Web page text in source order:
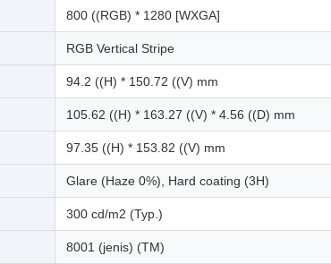
800 ((RGB) * 1280 [WXGA]
RGB Vertical Stripe
94.2 ((H) * 150.72 ((V) mm
105.62 ((H) * 163.27 ((V) * 4.56 ((D) mm
97.35 ((H) * 153.82 ((V) mm
Glare (Haze 0%), Hard coating (3H)
300 cd/m2 (Typ.)
8001 (jenis) (TM)